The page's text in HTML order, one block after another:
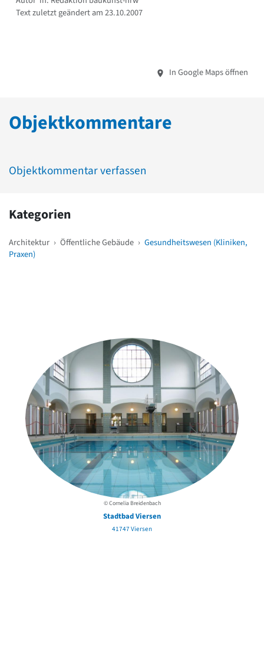
Text zuletzt geändert am 23.10.2007
In Google Maps öffnen
Objektkommentare
Objektkommentar verfassen
Kategorien
Architektur › Öffentliche Gebäude › Gesundheitswesen (Kliniken,
Praxen)
© Cornelia Breidenbach
Stadtbad Viersen
41747 Viersen